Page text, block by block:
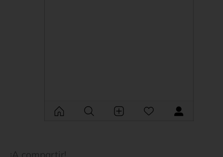
¡A compartir!